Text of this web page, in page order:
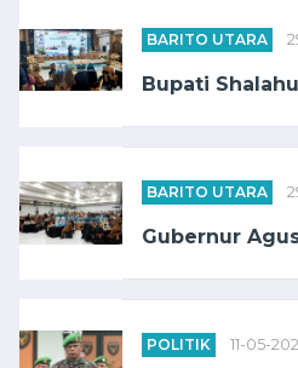
BARITO UTARA
Bupati
BARITO UTARA
Gubernur
POLITIK 11-05-